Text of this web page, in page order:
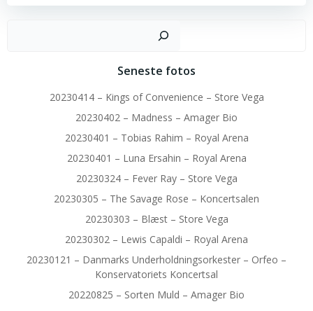
Seneste fotos
20230414 – Kings of Convenience – Store Vega
20230402 – Madness – Amager Bio
20230401 – Tobias Rahim – Royal Arena
20230401 – Luna Ersahin – Royal Arena
20230324 – Fever Ray – Store Vega
20230305 – The Savage Rose – Koncertsalen
20230303 – Blæst – Store Vega
20230302 – Lewis Capaldi – Royal Arena
20230121 – Danmarks Underholdningsorkester – Orfeo –
Konservatoriets Koncertsal
20220825 – Sorten Muld – Amager Bio